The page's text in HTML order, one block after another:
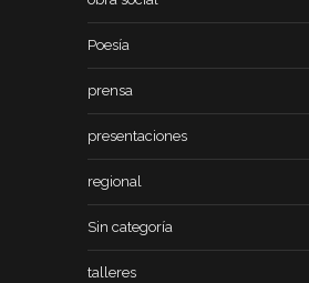
Poesía
prensa
presentaciones
regional
Sin categoría
talleres